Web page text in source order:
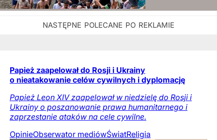
Papież zaapelował do Rosji i Ukrainy
o nieatakowanie celów cywilnych i dyplomację
Papież Leon XIV zaapelował w niedzielę do Rosji i
Ukrainy o poszanowanie prawa humanitarnego i
zaprzestanie ataków na cele cywilne.
OpinieObserwator mediówŚwiatReligia